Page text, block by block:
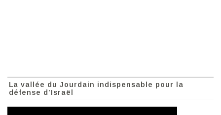
La vallée du Jourdain indispensable pour la
défense d’Israël